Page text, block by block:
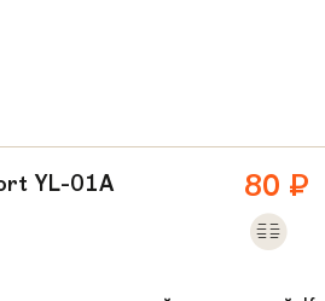
YL-01A 80 ₽